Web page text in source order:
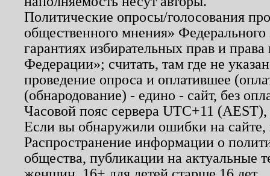
Политические опросы/голосования
общественного мнения»
гарантиях избирательных прав и
Федерации»; считать, там где не
проведение опроса и оплатившее
(обнародование) - едино - сайт, без
Часовой пояс сервера UTC+11
Если вы обнаружили ошибки на
Распространение информации о
общества, публикации на актуальные